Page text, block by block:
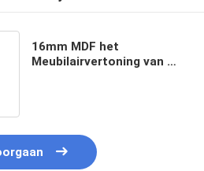
16mm MDF het
Meubilairvertoning van de